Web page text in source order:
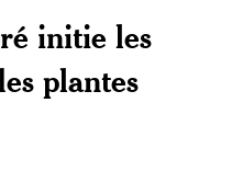
initie les
plantes